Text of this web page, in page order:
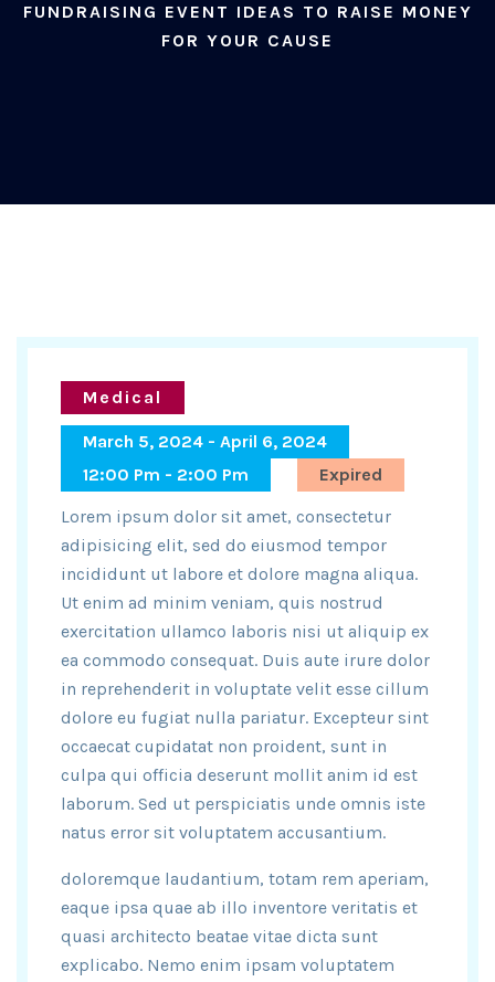
FUNDRAISING EVENT IDEAS TO RAISE MONEY
FOR YOUR CAUSE
Medical
March 5, 2024 - April 6, 2024
12:00 Pm - 2:00 Pm
Expired
Lorem ipsum dolor sit amet, consectetur
adipisicing elit, sed do eiusmod tempor
incididunt ut labore et dolore magna aliqua.
Ut enim ad minim veniam, quis nostrud
exercitation ullamco laboris nisi ut aliquip ex
ea commodo consequat. Duis aute irure dolor
in reprehenderit in voluptate velit esse cillum
dolore eu fugiat nulla pariatur. Excepteur sint
occaecat cupidatat non proident, sunt in
culpa qui officia deserunt mollit anim id est
laborum. Sed ut perspiciatis unde omnis iste
natus error sit voluptatem accusantium.
doloremque laudantium, totam rem aperiam,
eaque ipsa quae ab illo inventore veritatis et
quasi architecto beatae vitae dicta sunt
explicabo. Nemo enim ipsam voluptatem